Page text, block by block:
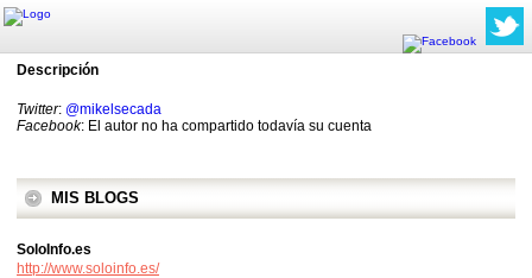
Descripción
Twitter: @mikelsecada
Facebook: El autor no ha compartido todavía su cuenta
MIS BLOGS
SoloInfo.es
http://www.soloinfo.es/